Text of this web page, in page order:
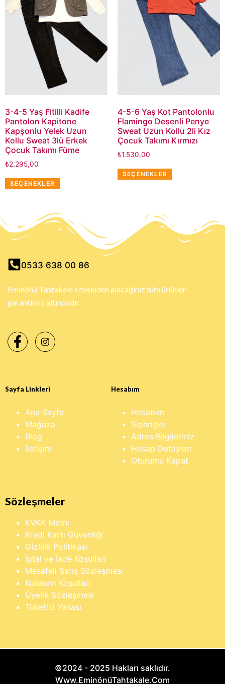
3-4-5 Yaş Fitilli Kadife
Pantolon Kapitone
Kapşonlu Yelek Uzun
Kollu Sweat 3lü Erkek
Çocuk Takımı Füme
₺2.295,00
SEÇENEKLER
4-5-6 Yaş Kot Pantolonlu
Flamingo Desenli Penye
Sweat Uzun Kollu 2li Kız
Çocuk Takımı Kırmızı
₺1.530,00
SEÇENEKLER
0533 638 00 86
Eminönü Tahtakale sitesinden alacağınız tüm ürünler
garantimiz altındadır.
Sayfa Linkleri
Ana Sayfa
Mağaza
Blog
İletişim
Hesabım
Hesabım
Siparişler
Adres Bilgileriniz
Hesap Detayları
Oturumu Kapat
Sözleşmeler
KVKK Metni
Kredi Kartı Güvenliği
Gizlilik Politikası
İptal ve İade Koşulları
Mesafeli Satış Sözleşmesi
Kullanım Koşulları
Üyelik Sözleşmesi
Tüketici Yasası
©2024 - 2025 Hakları saklıdır.
Www.EminönüTahtakale.Com